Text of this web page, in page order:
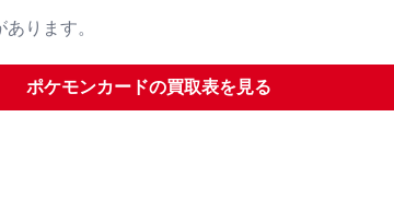
ります。
ポケモンカードの買取表を見る